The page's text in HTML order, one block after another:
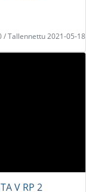
/ Tallennettu 2021-05-18
V RP 2